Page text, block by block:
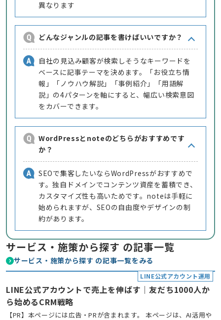
異なります
どんなジャンルの記事を書けばいいですか？
自社の見込み顧客が検索しそうなキーワードを
ベースに記事テーマを決めます。「お役立ち情
報」「ノウハウ解説」「事例紹介」「用語解
説」の4パターンを軸にすると、幅広い検索意図
をカバーできます。
WordPressとnoteのどちらがおすすめです
か？
SEOで集客したいならWordPressがおすすめで
す。独自ドメインでコンテンツ資産を蓄積でき、
カスタマイズ性も高いためです。noteは手軽に
始められますが、SEOの自由度やデザインの制
約があります。
サービス・施策から探す の記事一覧
サービス・施策から探す の記事一覧をみる
LINE公式アカウント運用
LINE公式アカウントで売上を伸ばす｜友だち1000人か
ら始めるCRM戦略
【PR】本ページには広告・PRが含まれます。 本ページは、AI活用や